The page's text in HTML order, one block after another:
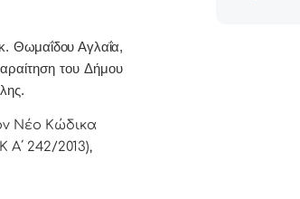
κ. Θωμαΐδου Αγλαΐα,
του Δήμου
Νέο Κώδικα
Α΄ 242/2013),